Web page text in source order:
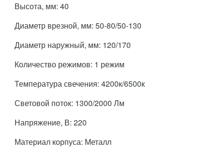
Высота, мм: 40
Диаметр врезной, мм: 50-80/50-130
Диаметр наружный, мм: 120/170
Количество режимов: 1 режим
Температура свечения: 4200к/6500к
Световой поток: 1300/2000 Лм
Напряжение, В: 220
Материал корпуса: Металл